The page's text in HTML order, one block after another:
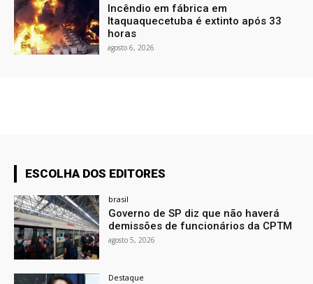
Incêndio em fábrica em
Itaquaquecetuba é extinto após 33
horas
agosto 6, 2026
ESCOLHA DOS EDITORES
brasil
Governo de SP diz que não haverá
demissões de funcionários da CPTM
agosto 5, 2026
Destaque